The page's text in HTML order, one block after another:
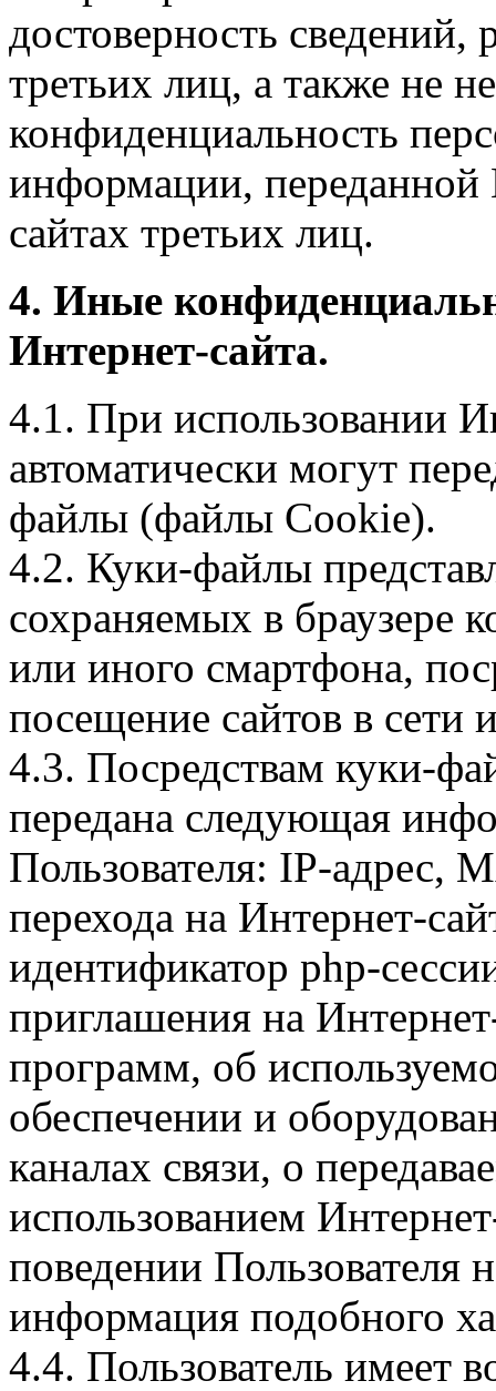
достоверность
третьих лиц, а также не
конфиденциальность
информации, переданной
сайтах третьих лиц.
4. Иные
Интернет-сайта.
4.1. При использовании
автоматически могут
файлы (файлы Cookie).
4.2. Куки-файлы
сохраняемых в браузере
или иного смартфона,
посещение сайтов в сети
4.3. Посредствам куки-
передана следующая
Пользователя: IP-адрес,
перехода на Интернет-
идентификатор php-
приглашения на
программ, об
обеспечении и
каналах связи, о
использованием
поведении Пользователя
информация подобного
4.4. Пользователь имеет